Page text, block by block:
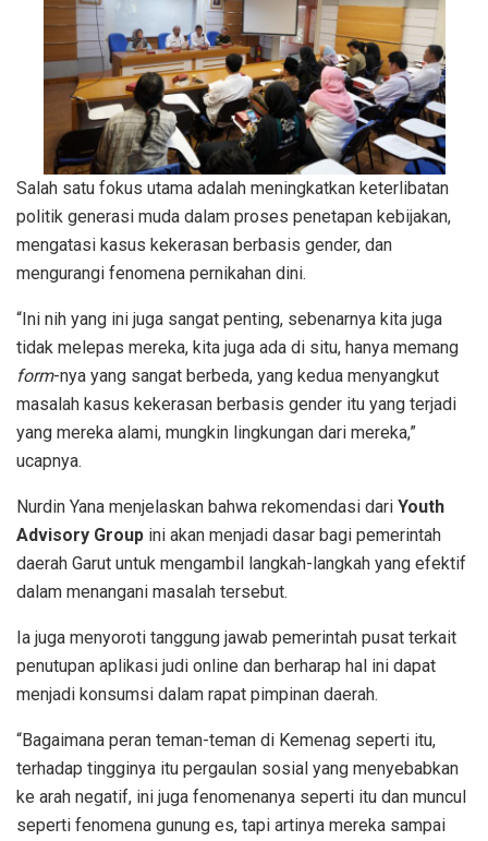
Salah satu fokus utama adalah meningkatkan keterlibatan
politik generasi muda dalam proses penetapan kebijakan,
mengatasi kasus kekerasan berbasis gender, dan
mengurangi fenomena pernikahan dini.
“Ini nih yang ini juga sangat penting, sebenarnya kita juga
tidak melepas mereka, kita juga ada di situ, hanya memang
form-nya yang sangat berbeda, yang kedua menyangkut
masalah kasus kekerasan berbasis gender itu yang terjadi
yang mereka alami, mungkin lingkungan dari mereka,”
ucapnya.
Nurdin Yana menjelaskan bahwa rekomendasi dari Youth
Advisory Group ini akan menjadi dasar bagi pemerintah
daerah Garut untuk mengambil langkah-langkah yang efektif
dalam menangani masalah tersebut.
Ia juga menyoroti tanggung jawab pemerintah pusat terkait
penutupan aplikasi judi online dan berharap hal ini dapat
menjadi konsumsi dalam rapat pimpinan daerah.
“Bagaimana peran teman-teman di Kemenag seperti itu,
terhadap tingginya itu pergaulan sosial yang menyebabkan
ke arah negatif, ini juga fenomenanya seperti itu dan muncul
seperti fenomena gunung es, tapi artinya mereka sampai